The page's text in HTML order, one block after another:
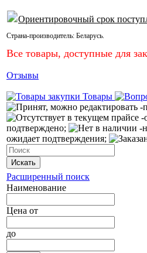
Ориентировочный срок
Страна-производитель: Беларусь.
Все товары, доступные для
Отзывы
Товары
-
-
подтверждено;
-
ожидает подтверждения;
Искать
Расширенный поиск
Наименование
Цена от
до